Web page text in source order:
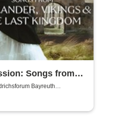
Songs from
Vikings & The Last
Bayreuth